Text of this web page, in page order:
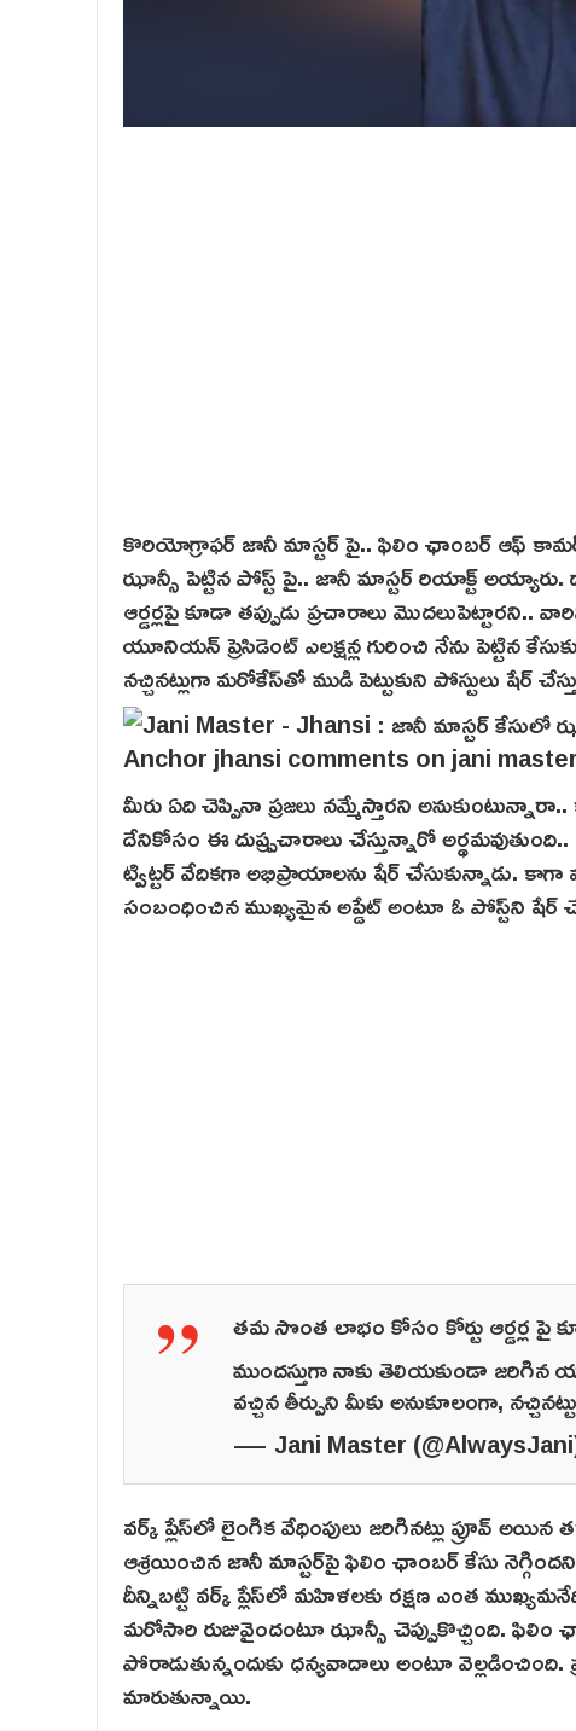
కొరియోగ్రాఫర్ జానీ మాస్టర్ పై.. ఫిలిం ఛాంబర్ ఆఫ్
ఝాన్సీ పెట్టిన పోస్ట్ పై.. జానీ మాస్టర్ రియాక్ట్
ఆర్డర్లపై కూడా తప్పుడు ప్రచారాలు మొదలుపెట్టారని..
యూనియన్ ప్రెసిడెంట్ ఎలక్షన్ల గురించి నేను పెట్టిన
నచ్చినట్లుగా మరోకేస్‌తో ముడి పెట్టుకుని పోస్టులు షేర్
మీరు ఏది చెప్పినా ప్రజలు నమ్మేస్తారని
దేనికోసం ఈ దుష్ప్రచారాలు చేస్తున్నారో
ట్విట్టర్ వేదికగా అభిప్రాయాలను షేర్ చేసుకున్నాడు.
సంబంధించిన ముఖ్యమైన అప్డేట్ అంటూ ఓ పోస్ట్‌ని షేర్
తమ సొంత లాభం కోసం కోర్టు ఆర్డర్ల పై
ముందస్తుగా నాకు తెలియకుండా జరిగిన
వచ్చిన తీర్పుని మీకు అనుకూలంగా,
— Jani Master
వర్క్ ప్లేస్‌లో లైంగిక వేధింపులు జరిగినట్లు ప్రూవ్ అయిన
ఆశ్రయించిన జానీ మాస్టర్‌పై ఫిలిం ఛాంబర్ కేసు నెగ్గిందని
దీన్నిబట్టి వర్క్ ప్లేస్‌లో మహిళలకు రక్షణ ఎంత
మరోసారి రుజువైందంటూ ఝాన్సీ చెప్పుకొచ్చింది.
పోరాడుతున్నందుకు ధన్యవాదాలు అంటూ
మారుతున్నాయి.